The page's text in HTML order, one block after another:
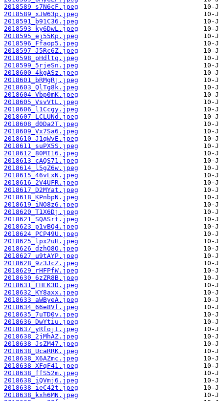
2018589_s7N6cF.jpeg
2018589_xJW63p.jpeg
2018591_b91C36.jpeg
2018593_ky6DwL.jpeg
2018595_ej55Kp.jpeg
2018596_Ffaop5.jpeg
2018597_J5Rc6Z.jpeg
2018598_pHdltq.jpeg
2018599_5rjeSn.jpeg
2018600_4kgASz.jpeg
2018601_bRMgRj.jpeg
2018603_QlTg8k.jpeg
2018604_Vbp0mK.jpeg
2018605_VsvVtL.jpeg
2018606_l1Ccgy.jpeg
2018607_LCLUNd.jpeg
2018608_d0Da2T.jpeg
2018609_Vx7Sa6.jpeg
2018610_J1qWvE.jpeg
2018611_suPX5S.jpeg
2018612_80MI16.jpeg
2018613_cAQS71.jpeg
2018614_l5gZ6w.jpeg
2018615_46vLxN.jpeg
2018616_2V4UFR.jpeg
2018617_D2MYat.jpeg
2018618_KPnbpN.jpeg
2018619_iNO8z6.jpeg
2018620_T1X6Dj.jpeg
2018621_SQASrt.jpeg
2018623_p1vBQ4.jpeg
2018624_PCP49U.jpeg
2018625_lpx2uH.jpeg
2018626_dzhO8O.jpeg
2018627_u9tAYP.jpeg
2018628_9z3JcZ.jpeg
2018629_rHFPfW.jpeg
2018630_6zZR8B.jpeg
2018631_FHEK3D.jpeg
2018632_KY8axx.jpeg
2018633_aWByeA.jpeg
2018634_66e8Vf.jpeg
2018635_7uTD0v.jpeg
2018636_DwYtiu.jpeg
2018637_yRfojI.jpeg
2018638_2jMhAZ.jpeg
2018638_JsZM47.jpeg
2018638_UcaRRK.jpeg
2018638_X6AZmc.jpeg
2018638_XFqF41.jpeg
2018638_ffS52m.jpeg
2018638_iQVmj6.jpeg
2018638_ieC42t.jpeg
2018638_kxh6MN.jpeg